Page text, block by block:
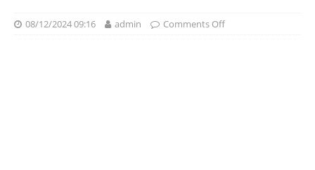
08/12/2024 09:16 admin Comments Off